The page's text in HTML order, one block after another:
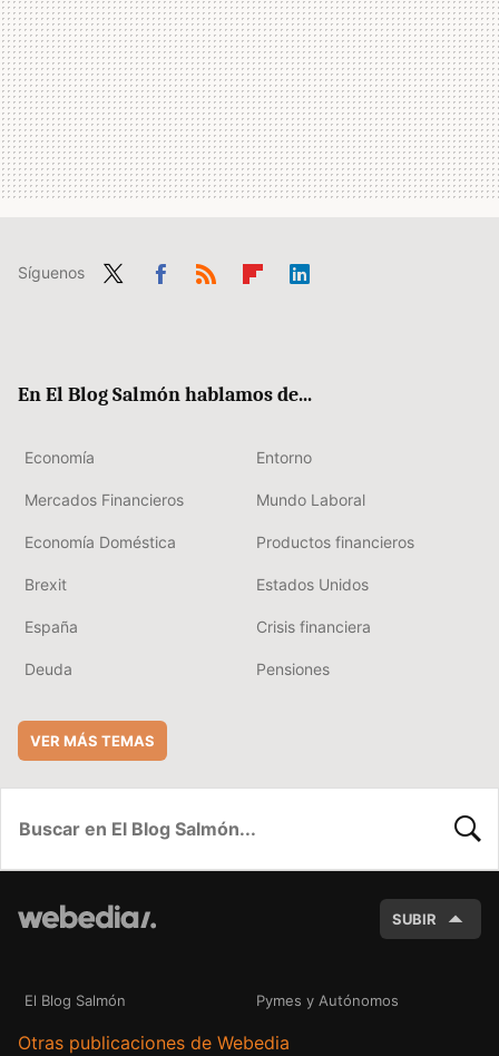
Síguenos
En El Blog Salmón hablamos de...
Economía Entorno
Mercados Financieros Mundo Laboral
Economía Doméstica Productos financieros
Brexit Estados Unidos
España Crisis financiera
Deuda Pensiones
VER MÁS TEMAS
SUBIR
El Blog Salmón Pymes y Autónomos
Otras publicaciones de Webedia